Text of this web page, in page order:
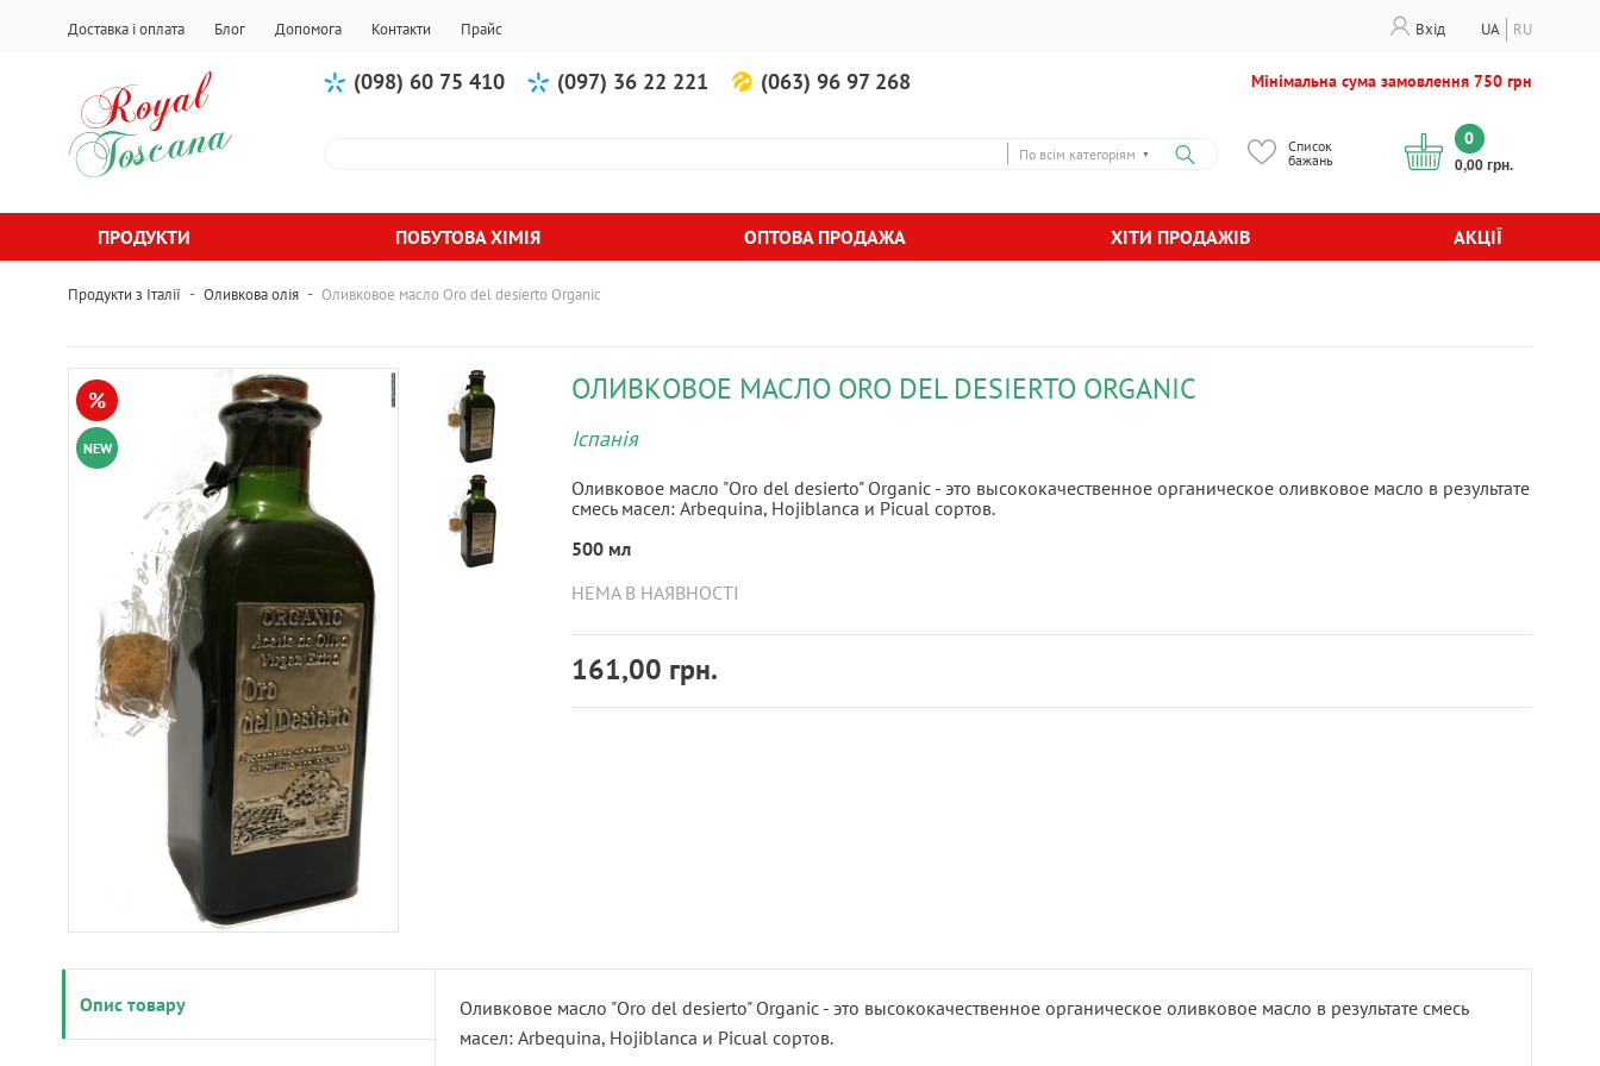
Доставка і оплата Блог Допомога Контакти Прайс Вхід RU
UA
(098) 60 75 410 (097) 36 22 221 (063) 96 97 268 Мінімальна сума замовлення 750 грн
По всім категоріям ▼
Список
бажань
0
0,00 грн.
ПРОДУКТИ ПОБУТОВА ХІМІЯ ОПТОВА ПРОДАЖА ХІТИ ПРОДАЖІВ АКЦІЇ
Продукти з Італії - Оливкова олія - Оливковое масло Oro del desierto Organic
NEW
% ОЛИВКОВОЕ МАСЛО ORO DEL DESIERTO ORGANIC
Іспанія
Оливковое масло "Oro del desierto" Organic - это высококачественное органическое оливковое масло в результате
смесь масел: Arbequina, Hojiblanca и Picual сортов.
500 мл
НЕМА В НАЯВНОСТІ
161,00 грн.
Опис товару
Оливковое масло "Oro del desierto" Organic - это высококачественное органическое оливковое масло в результате смесь
масел: Arbequina, Hojiblanca и Picual сортов.